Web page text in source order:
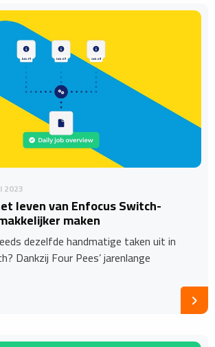
2023
leven van Enfocus Switch-
maken
dezelfde handmatige taken uit in
Dankzij Four Pees’ jarenlange